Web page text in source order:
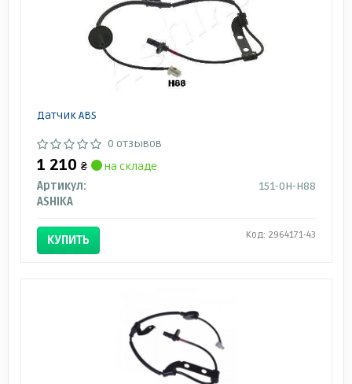
Датчик ABS
0 отзывов
1 210 ₴
на складе
Артикул:
151-0H-H88
ASHIKA
КУПИТЬ Код: 2964171-43